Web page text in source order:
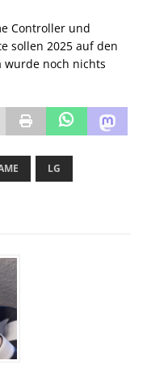
Controller und
sollen 2025 auf den
wurde noch nichts
LG